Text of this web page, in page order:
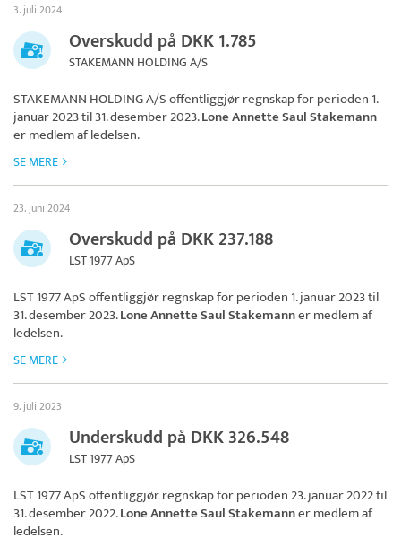
3. juli 2024
Overskudd på DKK 1.785
STAKEMANN HOLDING A/S
STAKEMANN HOLDING A/Soffentliggjør regnskap for perioden 1.
januar 2023 til 31. desember 2023.Lone Annette Saul Stakemann
er medlem af ledelsen.
SE MERE
23. juni 2024
Overskudd på DKK 237.188
LST 1977 ApS
LST 1977 ApSoffentliggjør regnskap for perioden 1. januar 2023 til
31. desember 2023.Lone Annette Saul Stakemanner medlem af
ledelsen.
SE MERE
9. juli 2023
Underskudd på DKK 326.548
LST 1977 ApS
LST 1977 ApSoffentliggjør regnskap for perioden 23. januar 2022 til
31. desember 2022.Lone Annette Saul Stakemanner medlem af
ledelsen.